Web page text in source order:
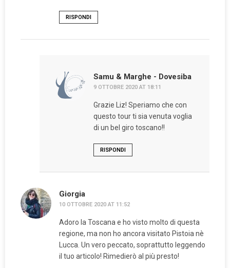
RISPONDI
Samu & Marghe - Dovesiba
9 OTTOBRE 2020 AT 18:11
Grazie Liz! Speriamo che con
questo tour ti sia venuta voglia
di un bel giro toscano!!
RISPONDI
Giorgia
10 OTTOBRE 2020 AT 11:52
Adoro la Toscana e ho visto molto di questa
regione, ma non ho ancora visitato Pistoia nè
Lucca. Un vero peccato, soprattutto leggendo
il tuo articolo! Rimedierò al più presto!